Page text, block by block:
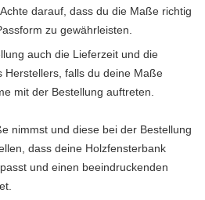
darauf, dass du die Maße richtig
zu gewährleisten.
auch die Lieferzeit und die
Herstellers, falls du deine Maße
mit der Bestellung auftreten.
nimmst und diese bei der Bestellung
dass deine Holzfensterbank
und einen beeindruckenden